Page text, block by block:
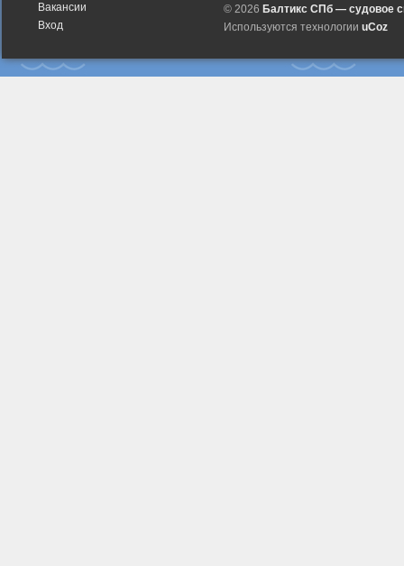
Вакансии
Вход
© 2026 Балтикс СПб — судовое
Используются технологии uCoz